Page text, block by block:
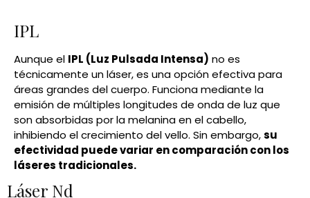
IPL
Aunque el IPL (Luz Pulsada Intensa) no es
técnicamente un láser, es una opción efectiva para
áreas grandes del cuerpo. Funciona mediante la
emisión de múltiples longitudes de onda de luz que
son absorbidas por la melanina en el cabello,
inhibiendo el crecimiento del vello. Sin embargo,su
efectividad puede variar en comparación con los
láseres tradicionales.
Láser Nd